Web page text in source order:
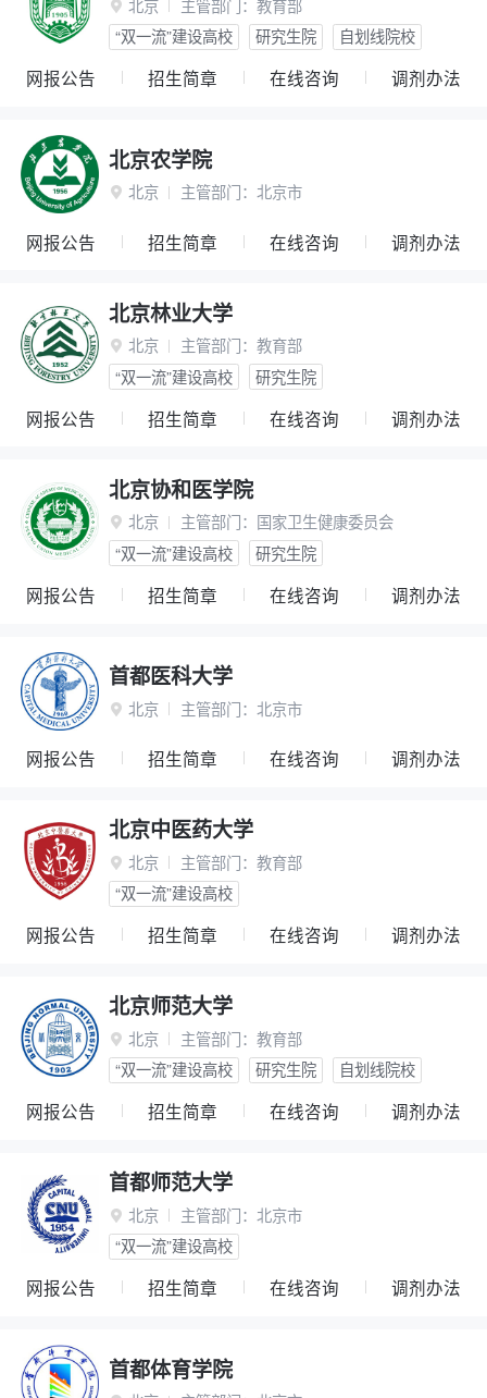
 北京 主管部门： 教育部
“双一流”建设高校
研究生院 自划线院校
网报公告 招生简章 在线咨询 调剂办法
北京农学院
 北京 主管部门： 北京市
网报公告 招生简章 在线咨询 调剂办法
北京林业大学
 北京 主管部门： 教育部
“双一流”建设高校
研究生院
网报公告 招生简章 在线咨询 调剂办法
北京协和医学院
 北京 主管部门： 国家卫生健康委员会
“双一流”建设高校
研究生院
网报公告 招生简章 在线咨询 调剂办法
首都医科大学
 北京 主管部门： 北京市
网报公告 招生简章 在线咨询 调剂办法
北京中医药大学
 北京 主管部门： 教育部
“双一流”建设高校
网报公告 招生简章 在线咨询 调剂办法
北京师范大学
 北京 主管部门： 教育部
“双一流”建设高校
研究生院 自划线院校
网报公告 招生简章 在线咨询 调剂办法
首都师范大学
 北京 主管部门： 北京市
“双一流”建设高校
网报公告 招生简章 在线咨询 调剂办法
首都体育学院